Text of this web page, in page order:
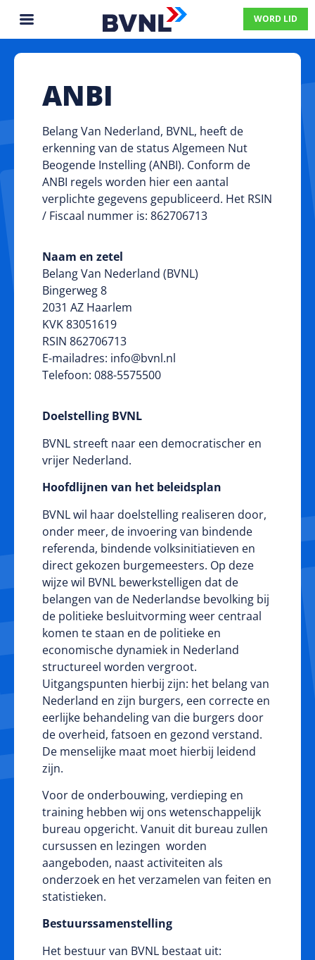
WORD LID
ANBI
Belang Van Nederland, BVNL, heeft de
erkenning van de status Algemeen Nut
Beogende Instelling (ANBI). Conform de
ANBI regels worden hier een aantal
verplichte gegevens gepubliceerd. Het RSIN
/ Fiscaal nummer is: 862706713
Naam en zetel
Belang Van Nederland (BVNL)
Bingerweg 8
2031 AZ Haarlem
KVK 83051619
RSIN 862706713
E-mailadres: info@bvnl.nl
Telefoon: 088-5575500
Doelstelling BVNL
BVNL streeft naar een democratischer en
vrijer Nederland.
Hoofdlijnen van het beleidsplan
BVNL wil haar doelstelling realiseren door,
onder meer, de invoering van bindende
referenda, bindende volksinitiatieven en
direct gekozen burgemeesters. Op deze
wijze wil BVNL bewerkstelligen dat de
belangen van de Nederlandse bevolking bij
de politieke besluitvorming weer centraal
komen te staan en de politieke en
economische dynamiek in Nederland
structureel worden vergroot.
Uitgangspunten hierbij zijn: het belang van
Nederland en zijn burgers, een correcte en
eerlijke behandeling van die burgers door
de overheid, fatsoen en gezond verstand.
De menselijke maat moet hierbij leidend
zijn.
Voor de onderbouwing, verdieping en
training hebben wij ons wetenschappelijk
bureau opgericht. Vanuit dit bureau zullen
cursussen en lezingen worden
aangeboden, naast activiteiten als
onderzoek en het verzamelen van feiten en
statistieken.
Bestuurssamenstelling
Het bestuur van BVNL bestaat uit: